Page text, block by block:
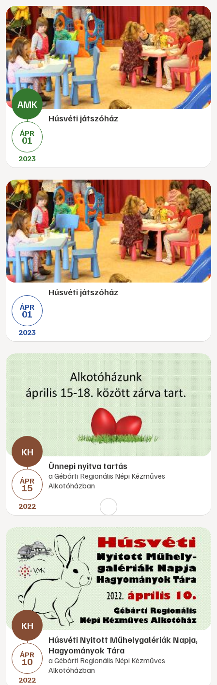
ÁPR
01
2023
Húsvéti játszóház
ÁPR
01
2023
Húsvéti játszóház
ÁPR
15
2022
Ünnepi nyitva tartás
a Gébárti Regionális Népi Kézműves
Alkotóházban
ÁPR
10
2022
Húsvéti Nyitott Műhelygalériák Napja,
Hagyományok Tára
a Gébárti Regionális Népi Kézműves
Alkotóházban